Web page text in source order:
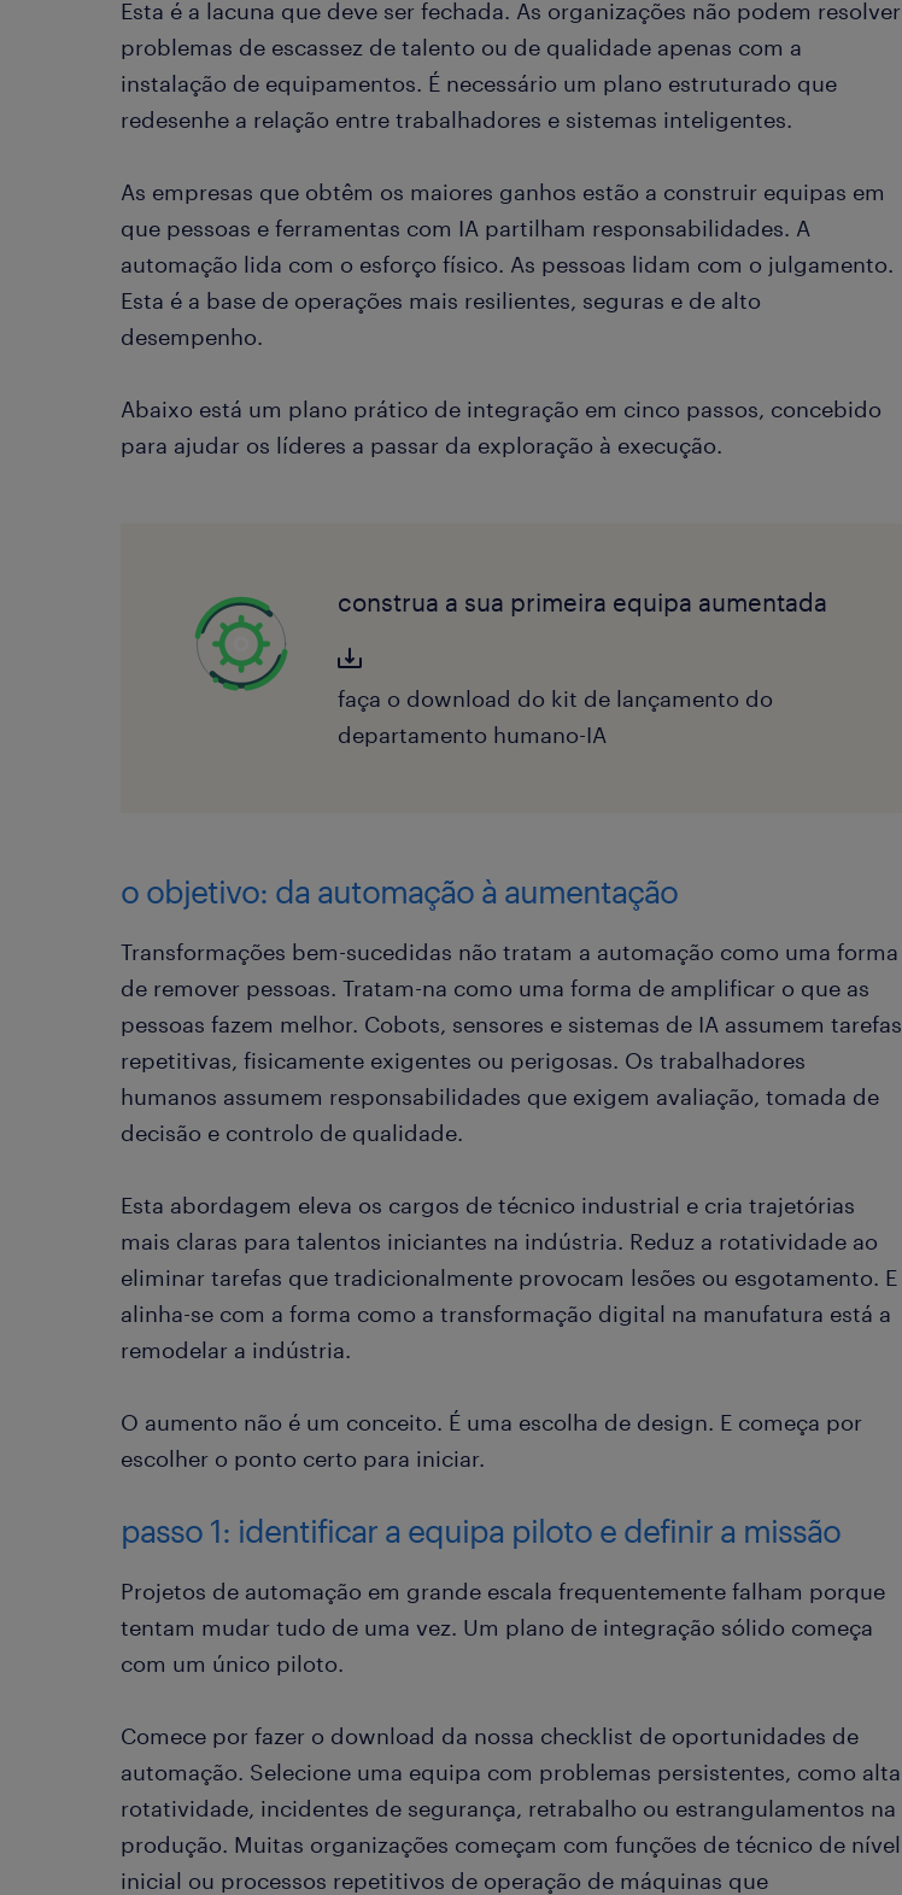
Esta é a lacuna que deve ser fechada. As organizações não podem resolver
problemas de escassez de talento ou de qualidade apenas com a
instalação de equipamentos. É necessário um plano estruturado que
redesenhe a relação entre trabalhadores e sistemas inteligentes.
As empresas que obtêm os maiores ganhos estão a construir equipas em
que pessoas e ferramentas com IA partilham responsabilidades. A
automação lida com o esforço físico. As pessoas lidam com o julgamento.
Esta é a base de operações mais resilientes, seguras e de alto
desempenho.
Abaixo está um plano prático de integração em cinco passos, concebido
para ajudar os líderes a passar da exploração à execução.
construa a sua primeira equipa aumentada
faça o download do kit de lançamento do
departamento humano-IA
o objetivo: da automação à aumentação
Transformações bem-sucedidas não tratam a automação como uma forma
de remover pessoas. Tratam-na como uma forma de amplificar o que as
pessoas fazem melhor. Cobots, sensores e sistemas de IA assumem tarefas
repetitivas, fisicamente exigentes ou perigosas. Os trabalhadores
humanos assumem responsabilidades que exigem avaliação, tomada de
decisão e controlo de qualidade.
Esta abordagem eleva os cargos de técnico industrial e cria trajetórias
mais claras para talentos iniciantes na indústria. Reduz a rotatividade ao
eliminar tarefas que tradicionalmente provocam lesões ou esgotamento. E
alinha-se com a forma como a transformação digital na manufatura está a
remodelar a indústria.
O aumento não é um conceito. É uma escolha de design. E começa por
escolher o ponto certo para iniciar.
passo 1: identificar a equipa piloto e definir a missão
Projetos de automação em grande escala frequentemente falham porque
tentam mudar tudo de uma vez. Um plano de integração sólido começa
com um único piloto.
Comece por fazer o download da nossa checklist de oportunidades de
automação. Selecione uma equipa com problemas persistentes, como alta
rotatividade, incidentes de segurança, retrabalho ou estrangulamentos na
produção. Muitas organizações começam com funções de técnico de nível
inicial ou processos repetitivos de operação de máquinas que